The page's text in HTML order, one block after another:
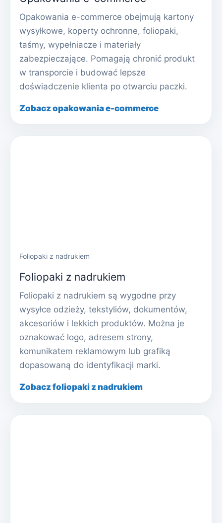
Opakowania e-commerce obejmują kartony
wysyłkowe, koperty ochronne, foliopaki,
taśmy, wypełniacze i materiały
zabezpieczające. Pomagają chronić produkt
w transporcie i budować lepsze
doświadczenie klienta po otwarciu paczki.
Zobacz opakowania e-commerce
Foliopaki z nadrukiem
Foliopaki z nadrukiem
Foliopaki z nadrukiem są wygodne przy
wysyłce odzieży, tekstyliów, dokumentów,
akcesoriów i lekkich produktów. Można je
oznakować logo, adresem strony,
komunikatem reklamowym lub grafiką
dopasowaną do identyfikacji marki.
Zobacz foliopaki z nadrukiem